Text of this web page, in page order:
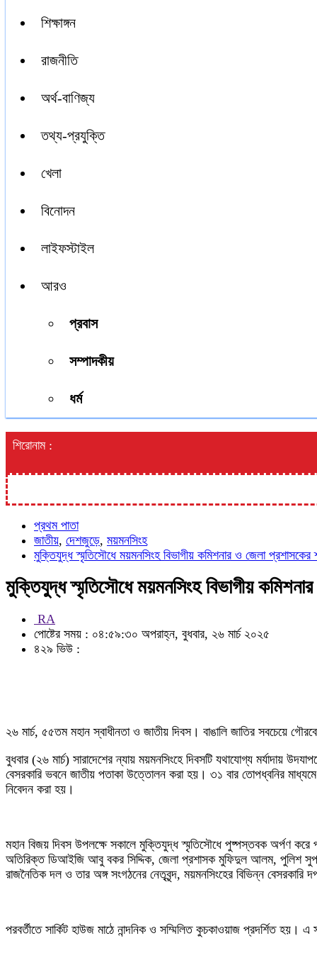
শিক্ষাঙ্গন
রাজনীতি
অর্থ-বাণিজ্য
তথ্য-প্রযুক্তি
খেলা
বিনোদন
লাইফস্টাইল
আরও
প্রবাস
সম্পাদকীয়
ধর্ম
শিরোনাম :
প্রথম পাতা
জাতীয়, দেশজুড়ে, ময়মনসিংহ
মুক্তিযুদ্ধ স্মৃতিসৌধে ময়মনসিংহ বিভাগীয় কমিশনার ও জেলা প্রশাসকের
মুক্তিযুদ্ধ স্মৃতিসৌধে ময়মনসিংহ বিভাগীয়
RA
পোষ্টের সময় : ০৪:৫৯:৩০ অপরাহ্ন, বুধবার, ২৬ মার্চ ২০২৫
৪২৯ ভিউ :
২৬ মার্চ, ৫৫তম মহান স্বাধীনতা ও জাতীয় দিবস। বাঙালি জাতির সবচেয়ে
বুধবার (২৬ মার্চ) সারাদেশের ন্যায় ময়মনসিংহে দিবসটি যথাযোগ্য মর্যাদায়
বেসরকারি ভবনে জাতীয় পতাকা উত্তোলন করা হয়। ৩১ বার তোপধ্বনির
নিবেদন করা হয়।
মহান বিজয় দিবস উপলক্ষে সকালে মুক্তিযুদ্ধ স্মৃতিসৌধে পুষ্পস্তবক অর্পণ
অতিরিক্ত ডিআইজি আবু বকর সিদ্দিক, জেলা প্রশাসক মুফিদুল আলম, পুলিশ
রাজনৈতিক দল ও তার অঙ্গ সংগঠনের নেতৃবৃন্দ, ময়মনসিংহের বিভিন্ন বেসরকারি
পরবর্তীতে সার্কিট হাউজ মাঠে নান্দনিক ও সম্মিলিত কুচকাওয়াজ প্রদর্শিত